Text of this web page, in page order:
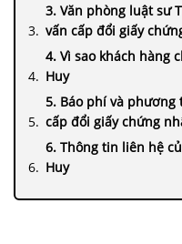
3. Văn phòng luật sư
vấn cấp đổi giấy
4. Vì sao khách hàng
Huy
5. Báo phí và
cấp đổi giấy chứng
6. Thông tin liên hệ
Huy